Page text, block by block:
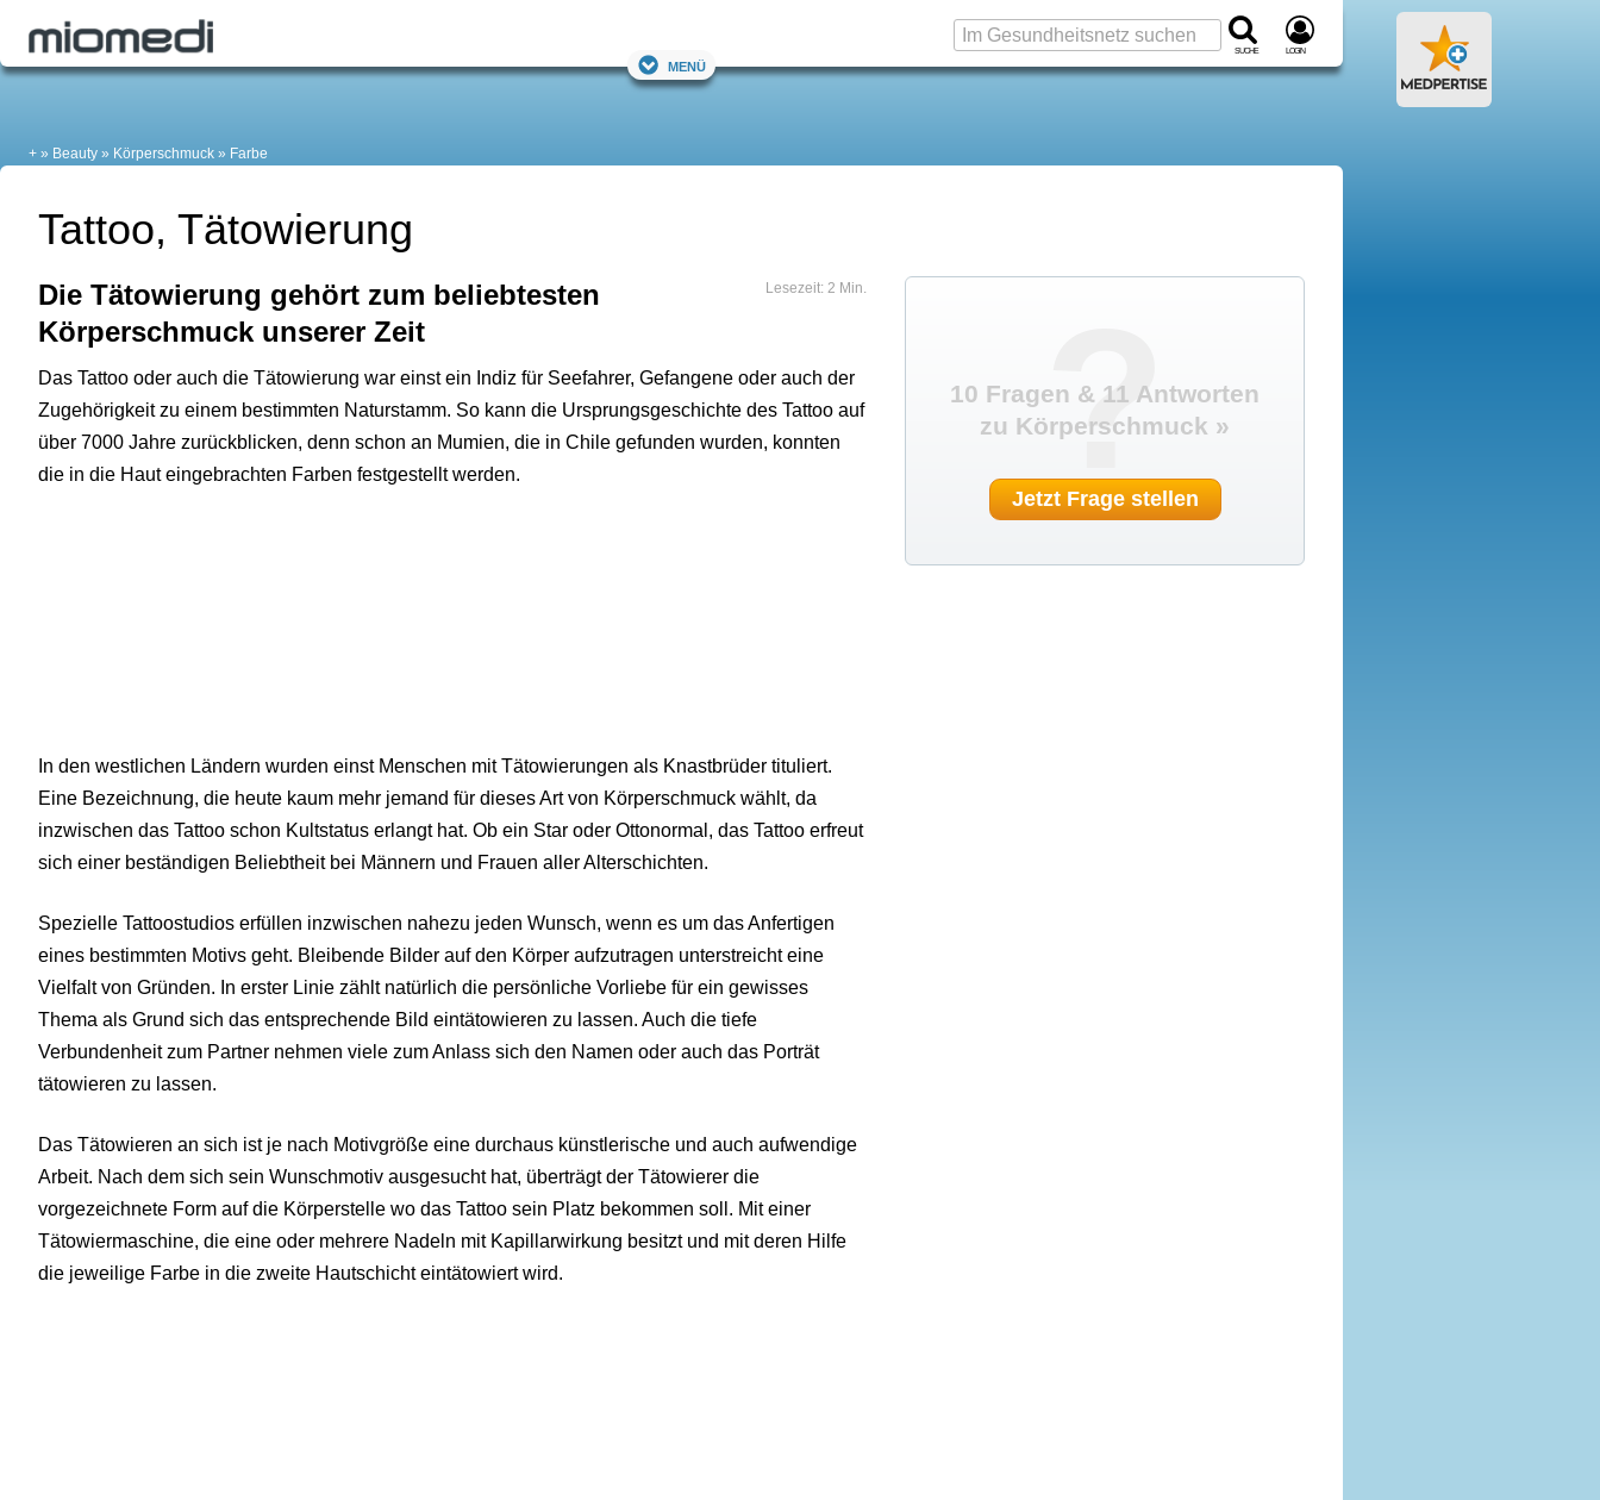
Suche Login
Menü
+ Beauty Körperschmuck Farbe
Tattoo, Tätowierung
Lesezeit: 2 Min.
Die Tätowierung gehört zum beliebtesten
Körperschmuck unserer Zeit
Das Tattoo oder auch die Tätowierung war einst ein Indiz für Seefahrer, Gefangene oder auch der
Zugehörigkeit zu einem bestimmten Naturstamm. So kann die Ursprungsgeschichte des Tattoo auf
über 7000 Jahre zurückblicken, denn schon an Mumien, die in Chile gefunden wurden, konnten
die in die Haut eingebrachten Farben festgestellt werden.
In den westlichen Ländern wurden einst Menschen mit Tätowierungen als Knastbrüder tituliert.
Eine Bezeichnung, die heute kaum mehr jemand für dieses Art von Körperschmuck wählt, da
inzwischen das Tattoo schon Kultstatus erlangt hat. Ob ein Star oder Ottonormal, das Tattoo erfreut
sich einer beständigen Beliebtheit bei Männern und Frauen aller Alterschichten.
Spezielle Tattoostudios erfüllen inzwischen nahezu jeden Wunsch, wenn es um das Anfertigen
eines bestimmten Motivs geht. Bleibende Bilder auf den Körper aufzutragen unterstreicht eine
Vielfalt von Gründen. In erster Linie zählt natürlich die persönliche Vorliebe für ein gewisses
Thema als Grund sich das entsprechende Bild eintätowieren zu lassen. Auch die tiefe
Verbundenheit zum Partner nehmen viele zum Anlass sich den Namen oder auch das Porträt
tätowieren zu lassen.
Das Tätowieren an sich ist je nach Motivgröße eine durchaus künstlerische und auch aufwendige
Arbeit. Nach dem sich sein Wunschmotiv ausgesucht hat, überträgt der Tätowierer die
vorgezeichnete Form auf die Körperstelle wo das Tattoo sein Platz bekommen soll. Mit einer
Tätowiermaschine, die eine oder mehrere Nadeln mit Kapillarwirkung besitzt und mit deren Hilfe
die jeweilige Farbe in die zweite Hautschicht eintätowiert wird.
?
10 Fragen & 11 Antworten
zu Körperschmuck »
Jetzt Frage stellen